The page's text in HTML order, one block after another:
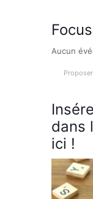
Aucun
dans
ici !